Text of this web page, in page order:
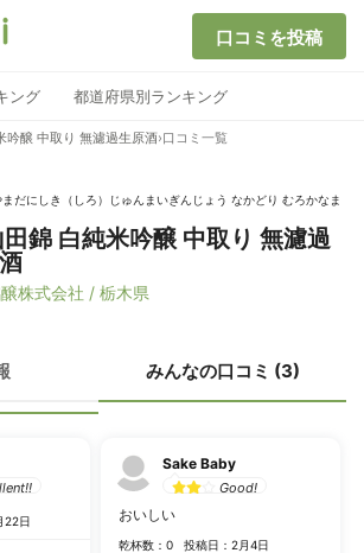
口コミを投稿
ング 都道府県別ランキング
吟醸 中取り 無濾過生原酒›口コミ一覧
だにしき（しろ）じゅんまいぎんじょう なかどり むろかなま
錦 白純米吟醸 中取り 無濾過
株式会社 / 栃木県
みんなの口コミ (3)
22日
Sake Baby
Good!
おいしい
乾杯数：0 投稿日：2月4日